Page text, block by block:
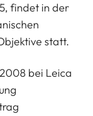
findet in der
statt.
bei Leica